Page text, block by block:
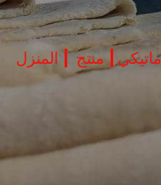
المنزل منتج